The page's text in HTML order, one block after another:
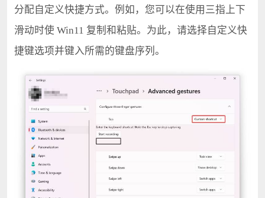
分配自定义快捷方式。例如，您可以在使用三指上下
滑动时使 Win11 复制和粘贴。为此，请选择自定义快
捷键选项并键入所需的键盘序列。